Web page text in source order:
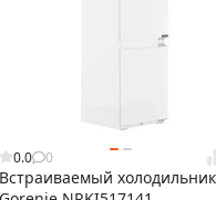
0.0 0
Встраиваемый холодильник